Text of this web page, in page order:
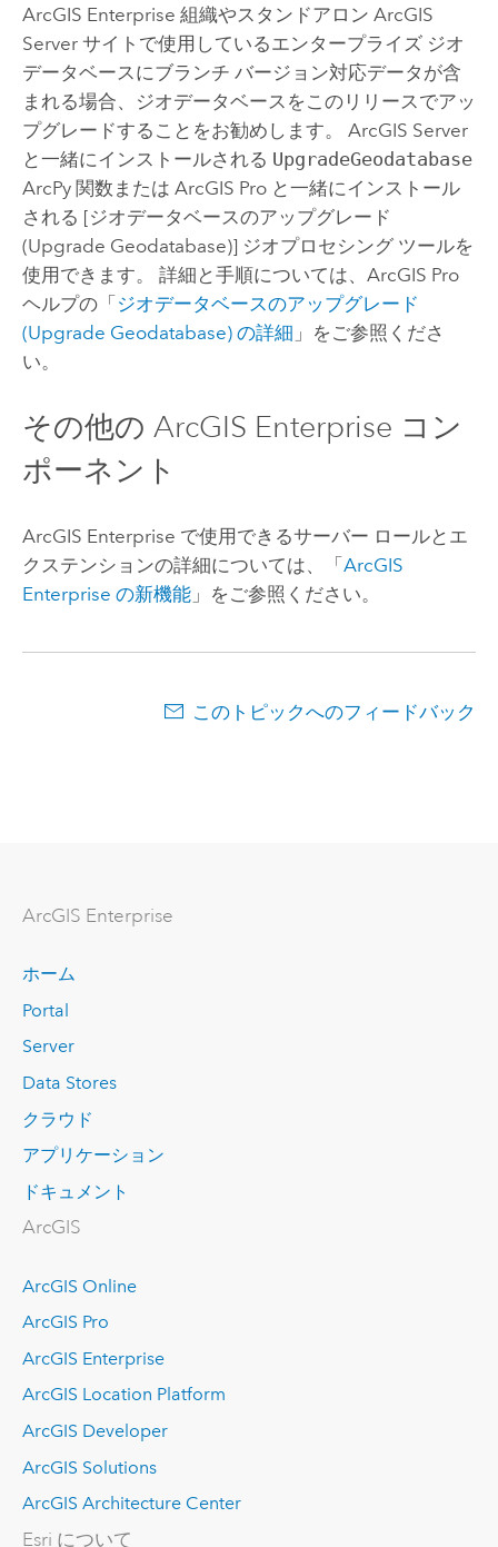
ArcGIS Enterprise 組織やスタンドアロン ArcGIS
Serverサイトで使用しているエンタープライズ ジオ
データベースにブランチ バージョン対応データが含
まれる場合、ジオデータベースをこのリリースでアッ
プグレードすることをお勧めします。 ArcGIS Server
と一緒にインストールされる UpgradeGeodatabase
ArcPy関数または ArcGIS Proと一緒にインストール
される [ジオデータベースのアップグレード
(Upgrade Geodatabase)] ジオプロセシング ツールを
使用できます。 詳細と手順については、 ArcGIS Pro
ヘルプの「 ジオデータベースのアップグレード
(Upgrade Geodatabase)の詳細 」をご参照くださ
い。
その他の ArcGIS Enterprise コン
ポーネント
ArcGIS Enterprise で使用できるサーバー ロールとエ
クステンションの詳細については、「ArcGIS
Enterprise の新機能」をご参照ください。
このトピックへのフィードバック
ArcGIS Enterprise
ホーム
Portal
Server
Data Stores
クラウド
アプリケーション
ドキュメント
ArcGIS
ArcGIS Online
ArcGIS Pro
ArcGIS Enterprise
ArcGIS Location Platform
ArcGIS Developer
ArcGIS Solutions
ArcGIS Architecture Center
Esri について